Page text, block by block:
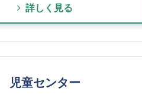
詳しく見る
児童センター